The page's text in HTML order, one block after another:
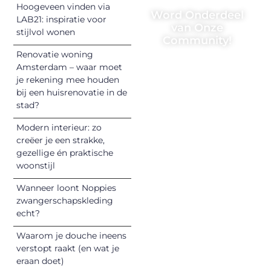
Hoogeveen vinden via
LAB21: inspiratie voor
stijlvol wonen
Renovatie woning
Amsterdam – waar moet
je rekening mee houden
bij een huisrenovatie in de
stad?
Modern interieur: zo
creëer je een strakke,
gezellige én praktische
woonstijl
Wanneer loont Noppies
zwangerschapskleding
echt?
Waarom je douche ineens
verstopt raakt (en wat je
eraan doet)
Word Onderdeel
van Onze
Community!